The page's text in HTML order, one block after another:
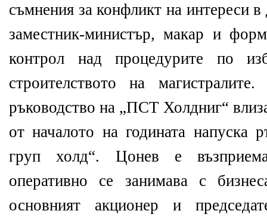
съмнения за конфликт на интереси
заместник-министър, макар и
контрол над процедурите по
строителството на
ръководство на „ПСТ Холдниг“
от началото на годината напуска
груп холд“. Цонев е
оперативно се занимава с
основният акционер и